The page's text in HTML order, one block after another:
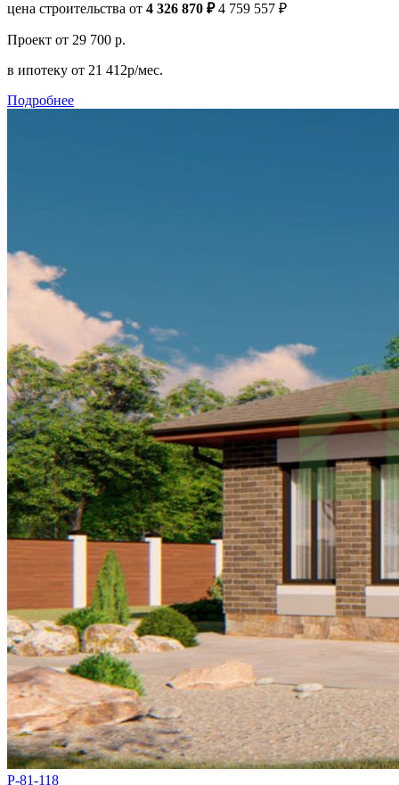
цена строительства от 4 326 870 ₽ 4 759 557 ₽
Проект от 29 700 р.
в ипотеку от 21 412р/мес.
Подробнее
Р-81-118